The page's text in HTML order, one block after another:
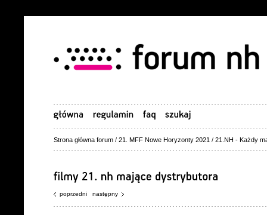
Strona główna forum / 21. MFF Nowe Horyzonty 2021 / 21.NH - Każdy
poprzedni następny